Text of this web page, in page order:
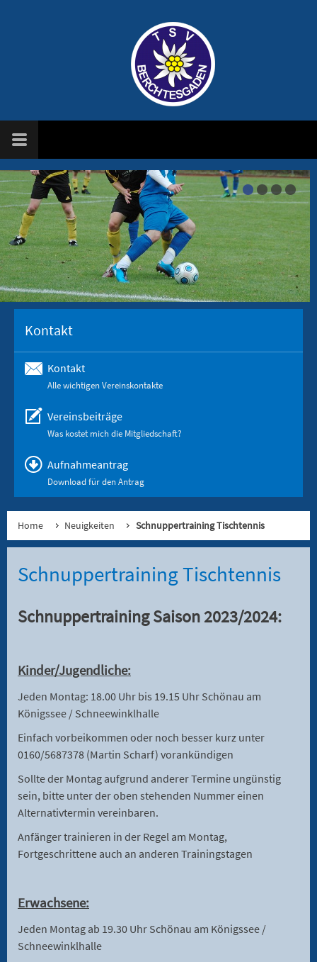
Kontakt
Kontakt
Alle wichtigen Vereinskontakte
Vereinsbeiträge
Was kostet mich die Mitgliedschaft?
Aufnahmeantrag
Download für den Antrag
Home Neuigkeiten Schnuppertraining Tischtennis
Schnuppertraining Tischtennis
Schnuppertraining Saison 2023/2024:
Kinder/Jugendliche:
Jeden Montag: 18.00 Uhr bis 19.15 Uhr Schönau am
Königssee / Schneewinklhalle
Einfach vorbeikommen oder noch besser kurz unter
0160/5687378 (Martin Scharf) vorankündigen
Sollte der Montag aufgrund anderer Termine ungünstig
sein, bitte unter der oben stehenden Nummer einen
Alternativtermin vereinbaren.
Anfänger trainieren in der Regel am Montag,
Fortgeschrittene auch an anderen Trainingstagen
Erwachsene:
Jeden Montag ab 19.30 Uhr Schönau am Königssee /
Schneewinklhalle